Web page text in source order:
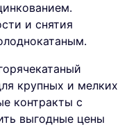
и снятия
крупных и мелких
контракты с
выгодные цены